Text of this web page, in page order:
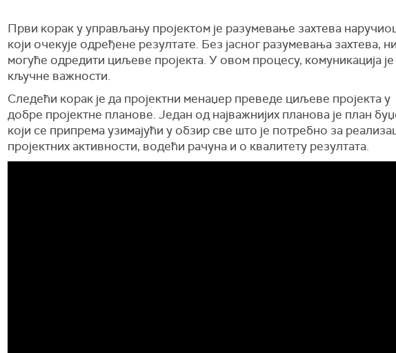
Први корак у управљању пројектом је разумевање захтева
који очекује одређене резултате. Без јасног разумевања захтева,
могуће одредити циљеве пројекта. У овом процесу, комуникација
кључне важности.
Следећи корак је да пројектни менаџер преведе циљеве пројекта у
добре пројектне планове. Један од најважнијих планова је план
који се припрема узимајући у обзир све што је потребно за
пројектних активности, водећи рачуна и о квалитету резултата.